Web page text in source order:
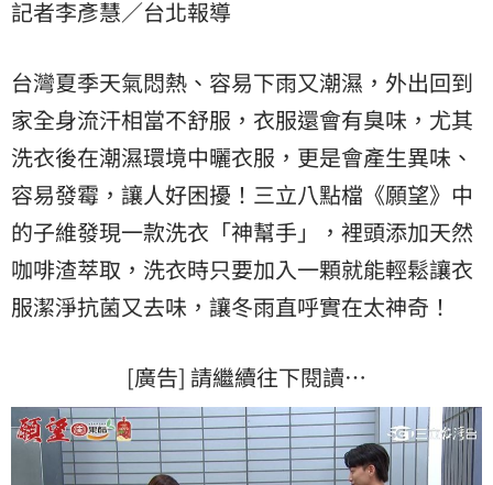
記者李彥慧／台北報導
台灣夏季天氣悶熱、容易下雨又潮濕，外出回到
家全身流汗相當不舒服，衣服還會有臭味，尤其
洗衣後在潮濕環境中曬衣服，更是會產生異味、
容易發霉，讓人好困擾！三立八點檔《願望》中
的子維發現一款洗衣「神幫手」，裡頭添加天然
咖啡渣萃取，洗衣時只要加入一顆就能輕鬆讓衣
服潔淨抗菌又去味，讓冬雨直呼實在太神奇！
[廣告] 請繼續往下閱讀…